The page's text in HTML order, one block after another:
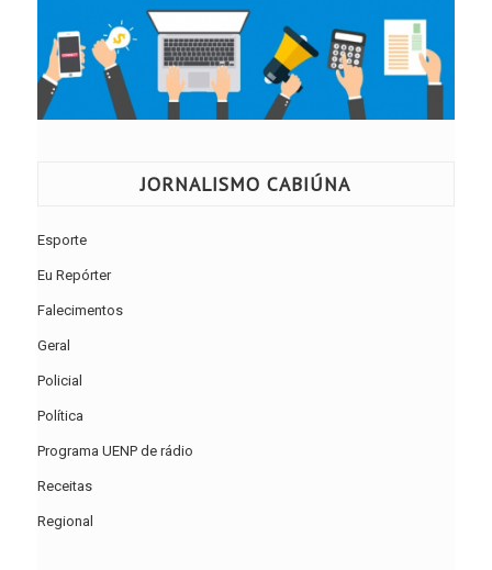
JORNALISMO CABIÚNA
Esporte
Eu Repórter
Falecimentos
Geral
Policial
Política
Programa UENP de rádio
Receitas
Regional